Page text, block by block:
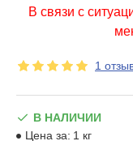
В связи с
1
В НАЛИЧИИ
Цена за: 1 кг